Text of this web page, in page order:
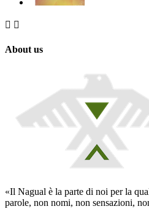
 
About us
«Il Nagual è la parte di noi per la
parole, non nomi, non sensazioni,